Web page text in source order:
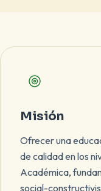
Misión, visión y
Misión
Ofrecer una
de calidad en los
Académica,
social-